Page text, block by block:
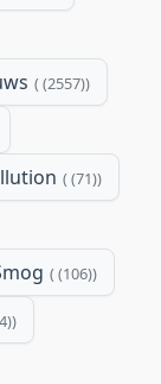
(2557)
(71)
(106)